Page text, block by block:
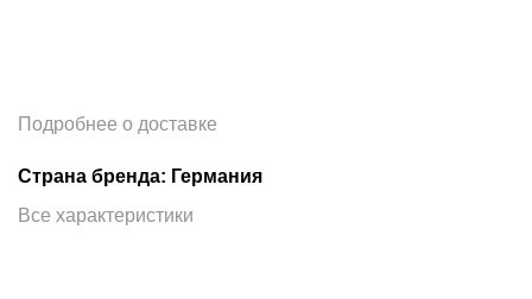
Подробнее о доставке
Страна бренда: Германия
Все характеристики